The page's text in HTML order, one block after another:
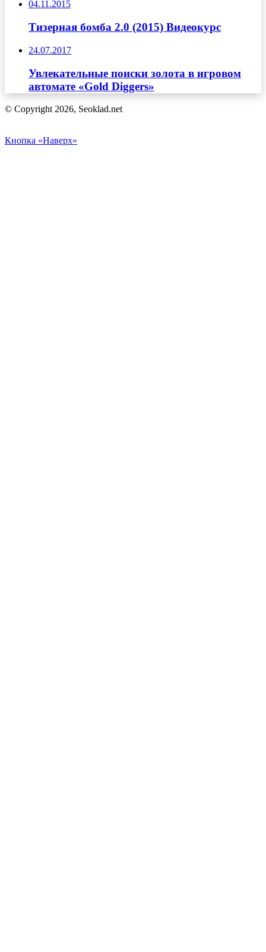
04.11.2015
Тизерная бомба 2.0 (2015) Видеокурс
24.07.2017
Увлекательные поиски золота в игровом
автомате «Gold Diggers»
© Copyright 2026, Seoklad.net
Кнопка «Наверх»